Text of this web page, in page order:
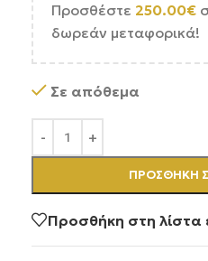
Προσθέστε 250.00€
δωρεάν μεταφορικά!
Σε απόθεμα
ΠΡΟΣΘΉΚΗ
Προσθήκη στη λίστα